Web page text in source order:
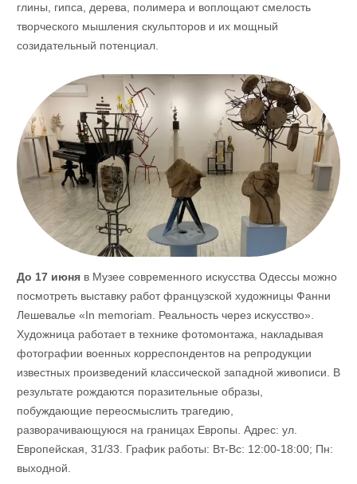
глины, гипса, дерева, полимера и воплощают смелость
творческого мышления скульпторов и их мощный
созидательный потенциал.
До 17 июняв Музее современного искусства Одессы можно
посмотреть выставку работ французской художницы Фанни
Лешевалье «In memoriam. Реальность через искусство».
Художница работает в технике фотомонтажа, накладывая
фотографии военных корреспондентов на репродукции
известных произведений классической западной живописи. В
результате рождаются поразительные образы,
побуждающие переосмыслить трагедию,
разворачивающуюся на границах Европы. Адрес: ул.
Европейская, 31/33. График работы: Вт-Вс: 12:00-18:00; Пн:
выходной.